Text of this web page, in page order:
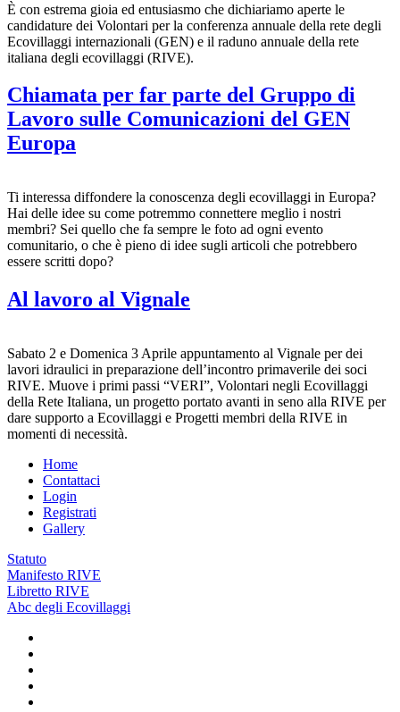
È con estrema gioia ed entusiasmo che dichiariamo aperte le
candidature dei Volontari per la conferenza annuale della rete degli
Ecovillaggi internazionali (GEN) e il raduno annuale della rete
italiana degli ecovillaggi (RIVE).
Chiamata per far parte del Gruppo di
Lavoro sulle Comunicazioni del GEN
Europa
Ti interessa diffondere la conoscenza degli ecovillaggi in Europa?
Hai delle idee su come potremmo connettere meglio i nostri
membri? Sei quello che fa sempre le foto ad ogni evento
comunitario, o che è pieno di idee sugli articoli che potrebbero
essere scritti dopo?
Al lavoro al Vignale
Sabato 2 e Domenica 3 Aprile appuntamento al Vignale per dei
lavori idraulici in preparazione dell’incontro primaverile dei soci
RIVE. Muove i primi passi “VERI”, Volontari negli Ecovillaggi
della Rete Italiana, un progetto portato avanti in seno alla RIVE per
dare supporto a Ecovillaggi e Progetti membri della RIVE in
momenti di necessità.
Home
Contattaci
Login
Registrati
Gallery
Statuto
Manifesto RIVE
Libretto RIVE
Abc degli Ecovillaggi